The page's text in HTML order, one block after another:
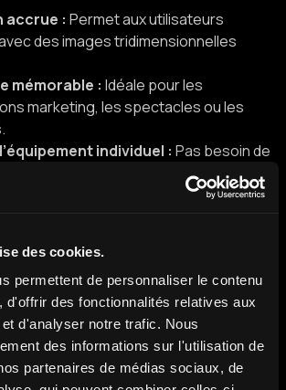
des cookies.
permettent de personnaliser le contenu
d'offrir des fonctionnalités relatives aux
d'analyser notre trafic. Nous
des informations sur l'utilisation de
partenaires de médias sociaux, de
accrue : Permet aux utilisateurs
des images tridimensionnelles
mémorable : Idéale pour les
marketing, les spectacles ou les
individuel : Pas besoin de
de casques, contrairement à la réalité
qu’un simple écran.
utiliser des
interactifs en